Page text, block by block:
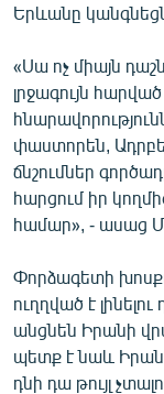
Երևանը
«Սա ոչ միայն
լրջագույն
փաստորեն,
ճնշումներ
հարցում իր
համար», - ասաց
Փորձագետի
ուղղված է
անցնեն Իրանի
պետք է նաև
դնի դա թույլ